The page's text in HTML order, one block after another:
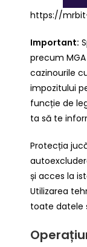
https://
Important:
precum
cazinourile
impozitului
funcție de
ta să te
Protecția
și acces la
Utilizarea
toate datele